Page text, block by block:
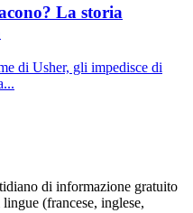
La storia
di Usher, gli impedisce di
di informazione gratuito
(francese, inglese,